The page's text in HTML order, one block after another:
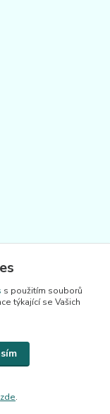
2026 ©
s použitím souborů
týkající se Vašich
zde.